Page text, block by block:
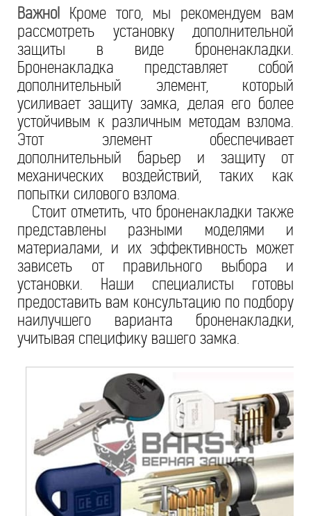
Важно! Кроме того, мы рекомендуем вам
рассмотреть установку дополнительной
защиты в виде броненакладки.
Броненакладка представляет собой
дополнительный элемент, который
усиливает защиту замка, делая его более
устойчивым к различным методам взлома.
Этот элемент обеспечивает
дополнительный барьер и защиту от
механических воздействий, таких как
попытки силового взлома.
Стоит отметить, что броненакладки также
представлены разными моделями и
материалами, и их эффективность может
зависеть от правильного выбора и
установки. Наши специалисты готовы
предоставить вам консультацию по подбору
наилучшего варианта броненакладки,
учитывая специфику вашего замка.